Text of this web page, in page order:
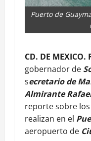
Puerto de
CD. DE MEXICO.
gobernador de
secretario de
Almirante
reporte sobre
realizan en el
aeropuerto de